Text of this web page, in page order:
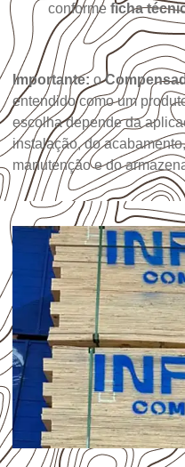
conforme ficha
Importante: o
entendido como um
escolha depende da
instalação, do
manutenção e do